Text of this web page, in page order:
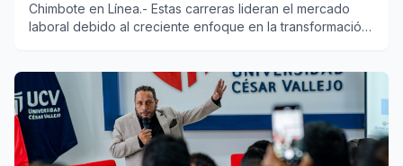
Chimbote en Línea.- Estas carreras lideran el mercado
laboral debido al creciente enfoque en la transformación